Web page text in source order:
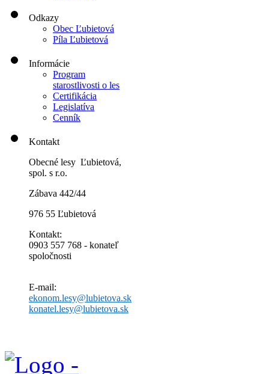
Odkazy
Obec Ľubietová
Píla Ľubietová
Informácie
Program
starostlivosti o les
Certifikácia
Legislatíva
Cenník
Kontakt
Obecné lesy Ľubietová,
spol. s r.o.
Zábava 442/44
976 55 Ľubietová
Kontakt:
0903 557 768 - konateľ
spoločnosti
E-mail:
ekonom.lesy@lubietova.sk
konatel.lesy@lubietova.sk